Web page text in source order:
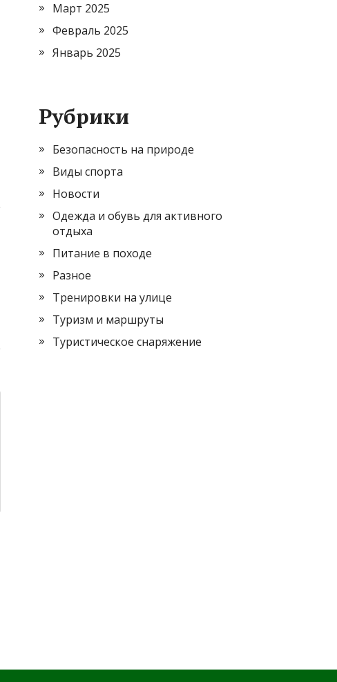
Март 2025
Февраль 2025
Январь 2025
Рубрики
Безопасность на природе
Виды спорта
Новости
Одежда и обувь для активного
отдыха
Питание в походе
Разное
Тренировки на улице
Туризм и маршруты
Туристическое снаряжение